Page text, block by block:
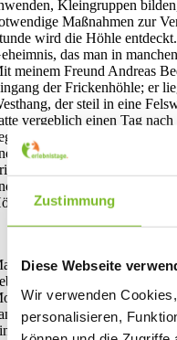
Zustimmung
Diese Webseite
Wir verwenden
personalisieren,
Kleingruppen
Maßnahmen zur
wird die Höhle
das man in
meinem Freund Andreas
der Frickenhöhle; er
der steil in eine
vergeblich einen Tag
dass sich der
zwischendurch kamen
ein Fiktion sei.
konnten, da der
vordringen.
Frisch beschreibt in
Suche nach einem
(in einem
wieder zu meiner Grotte,
eindringen zu